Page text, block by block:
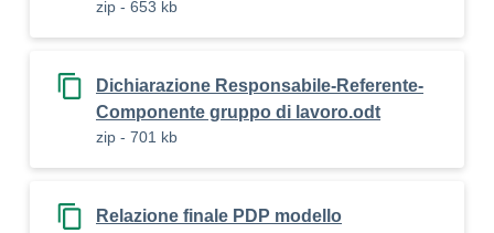
zip - 653 kb
Dichiarazione Responsabile-Referente-
Componente gruppo di lavoro.odt
zip - 701 kb
Relazione finale PDP modello